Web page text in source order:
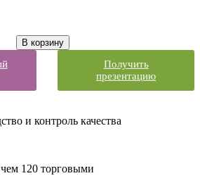
В корзину
Получить
презентацию
и контроль качества
120 торговыми